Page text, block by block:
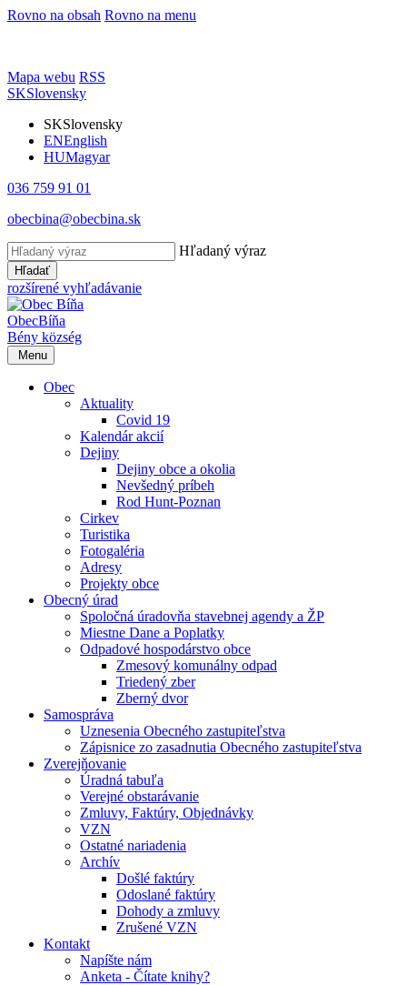
Rovno na obsah Rovno na menu
Mapa webu RSS
SKSlovensky
SKSlovensky
ENEnglish
HUMagyar
036 759 91 01
obecbina@obecbina.sk
Hľadaný výraz
Hľadať
rozšírené vyhľadávanie
ObecBíňa
Bény község
Menu
Obec
Aktuality
Covid 19
Kalendár akcií
Dejiny
Dejiny obce a okolia
Nevšedný príbeh
Rod Hunt-Poznan
Cirkev
Turistika
Fotogaléria
Adresy
Projekty obce
Obecný úrad
Spoločná úradovňa stavebnej agendy a ŽP
Miestne Dane a Poplatky
Odpadové hospodárstvo obce
Zmesový komunálny odpad
Triedený zber
Zberný dvor
Samospráva
Uznesenia Obecného zastupiteľstva
Zápisnice zo zasadnutia Obecného zastupiteľstva
Zverejňovanie
Úradná tabuľa
Verejné obstarávanie
Zmluvy, Faktúry, Objednávky
VZN
Ostatné nariadenia
Archív
Došlé faktúry
Odoslané faktúry
Dohody a zmluvy
Zrušené VZN
Kontakt
Napíšte nám
Anketa - Čítate knihy?